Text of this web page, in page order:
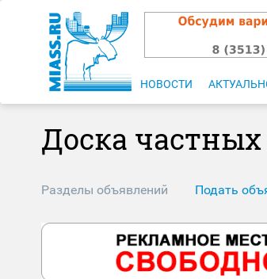
НОВОСТИ
Доска
Разделы объявлений Подать